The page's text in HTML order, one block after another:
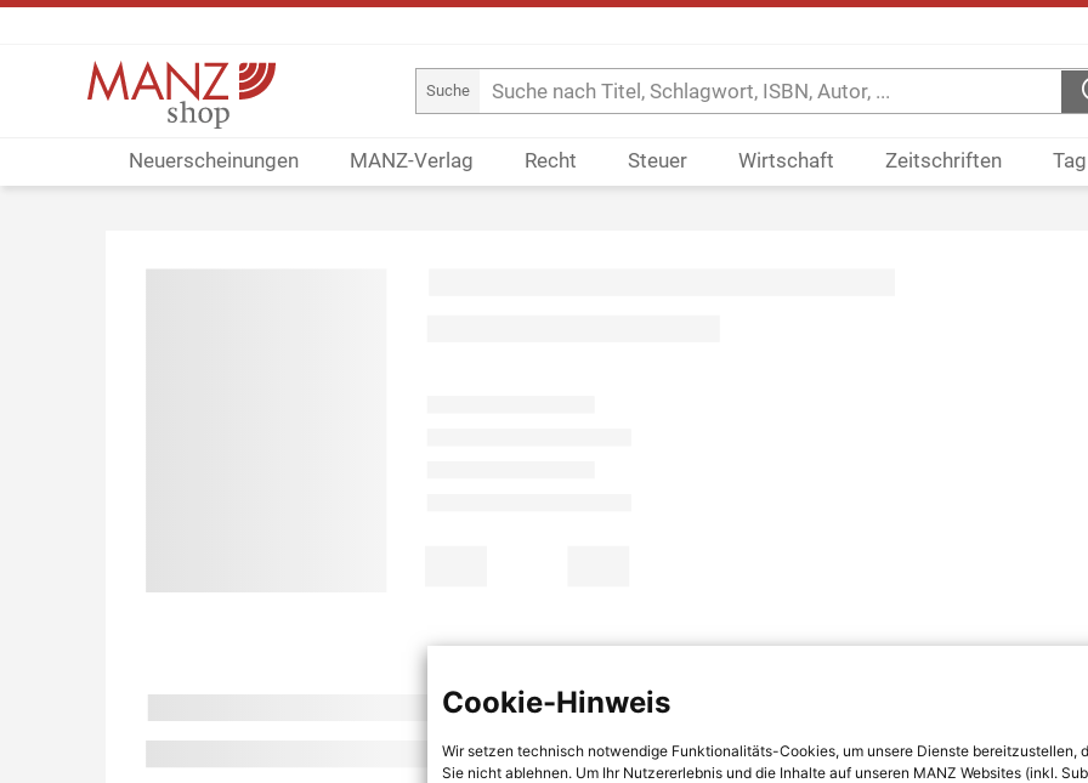
Suche
Neuerscheinungen MANZ-Verlag Recht Steuer Wirtschaft Zeitschriften
Cookie-Hinweis
Wir setzen technisch notwendige Funktionalitäts-Cookies, um unsere Dienste bereitzustellen,
Sie nicht ablehnen. Um Ihr Nutzererlebnis und die Inhalte auf unseren MANZ Websites (inkl.